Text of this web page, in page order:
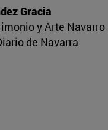
Gracia
y Arte Navarro
de Navarra